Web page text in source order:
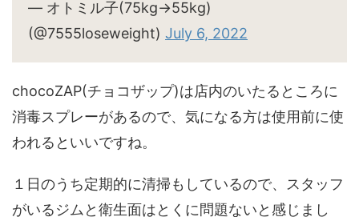
— オトミル子(75kg→55kg)
(@7555loseweight) July 6, 2022
chocoZAP(チョコザップ)は店内のいたるところに
消毒スプレーがあるので、気になる方は使用前に使
われるといいですね。
１日のうち定期的に清掃もしているので、スタッフ
がいるジムと衛生面はとくに問題ないと感じまし